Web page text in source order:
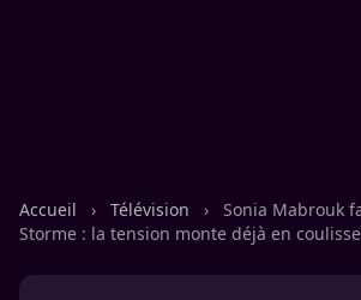
Accueil › Télévision ›
Sonia Mabrouk
Storme : la tension monte déjà en